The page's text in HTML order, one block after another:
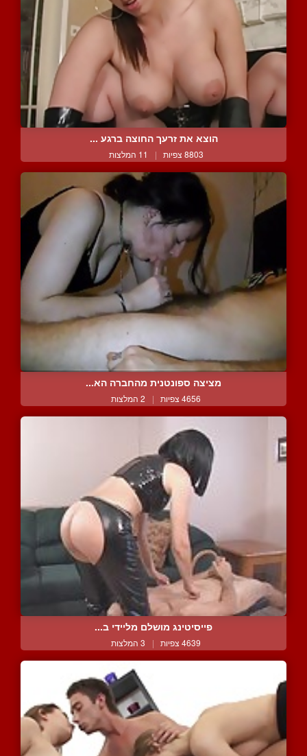
הוצא את זרעך החוצה ברגע ...
8803 צפיות | 11 המלצות
מציצה ספונטנית מהחברה הא...
4656 צפיות | 2 המלצות
פייסיטינג מושלם מליידי ב...
4639 צפיות | 3 המלצות